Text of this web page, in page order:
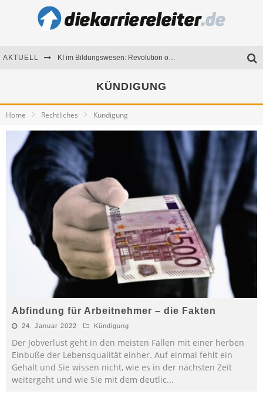
AKTUELL KI im Bildungswesen: Revolution oder Risiko für Schulen und Universitäten?
Seminare als Motivationsmotor – Wie Weiterbildung Mitarbeiter nachhaltig begeistert
KÜNDIGUNG
Home Rechtliches Kündigung
Abfindung für Arbeitnehmer – die Fakten
24. Januar 2022 Kündigung
Der Jobverlust geht in den meisten Fällen mit einer herben
Einbuße der Lebensqualität einher. Auf einmal fehlt ein
Gehalt und Sie wissen nicht, wie es in der nächsten Zeit
weitergeht und wie Sie mit dem deutlic...